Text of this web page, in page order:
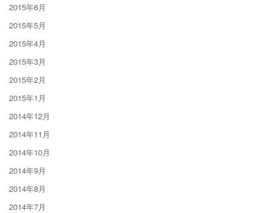
2015年6月
2015年5月
2015年4月
2015年3月
2015年2月
2015年1月
2014年12月
2014年11月
2014年10月
2014年9月
2014年8月
2014年7月